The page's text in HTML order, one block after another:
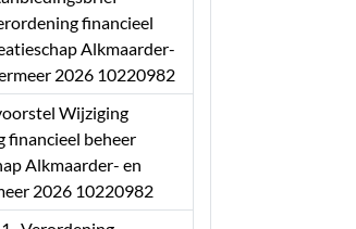
financieel
Alkmaarder-
2026 10220982
Wijziging
financieel beheer
Alkmaarder- en
2026 10220982